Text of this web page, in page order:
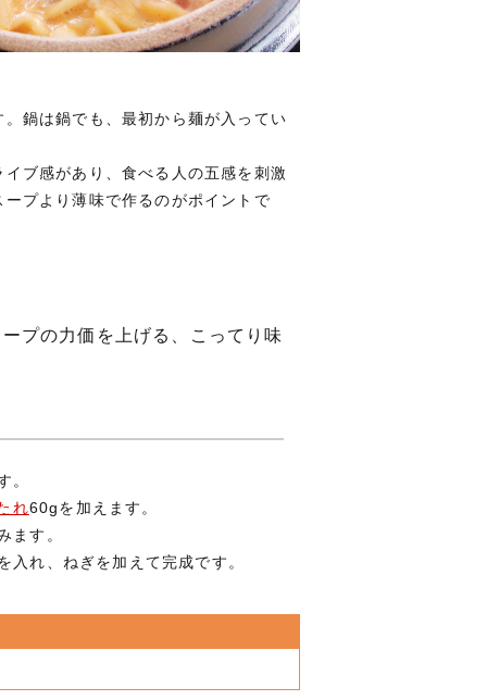
鍋は鍋でも、最初から麺が入ってい
ブ感があり、食べる人の五感を刺激
プより薄味で作るのがポイントで
プの力価を上げる、こってり味
。
れ60gを加えます。
ます。
れ、ねぎを加えて完成です。